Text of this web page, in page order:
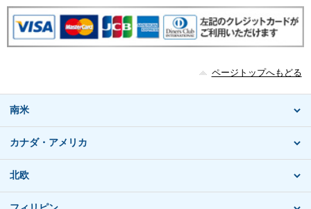
ページトップへもどる
南米
カナダ・アメリカ
北欧